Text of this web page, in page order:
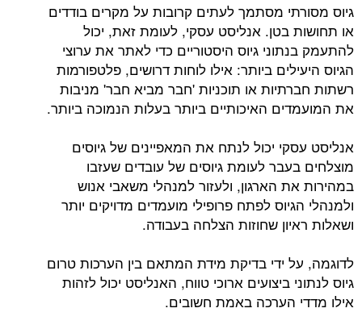
גיוס מסורתי מסתמך לעתים קרובות על מקרים בודדים
או תחושות בטן. אנליסט עסקי, לעומת זאת, יכול
להתעמק בנתוני גיוס היסטוריים כדי לאתר את ערוצי
הגיוס היעילים ביותר: אילו לוחות דרושים, פלטפורמות
רשתות חברתיות או תוכניות 'חבר מביא חבר' מניבות
את המועמדים האיכותיים ביותר בעלות הנמוכה ביותר.
אנליסט עסקי יכול לנתח את המאפיינים של גיוסים
מוצלחים בעבר לעומת גיוסים של עובדים שעזבו
במהירות את הארגון, ולעזור למנהלי משאבי אנוש
ולמנהלי הגיוס לפתח פרופילי מועמדים מדויקים יותר
ושאלות ראיון שחוזות הצלחה בעבודה.
לדוגמה, על ידי בדיקת מידת המתאם בין הערכות טרום
גיוס לנתוני ביצועים ארוכי טווח, האנליסט יכול לזהות
אילו מדדי הערכה באמת חשובים.